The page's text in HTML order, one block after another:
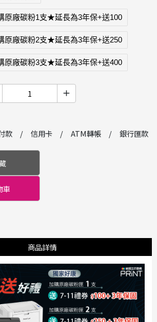
原廠碳粉1支★延長為3年保+送100
原廠碳粉2支★延長為3年保+送250
原廠碳粉3支★延長為3年保+送400
款 信用卡 ATM轉帳 銀行匯款
車
商品詳情